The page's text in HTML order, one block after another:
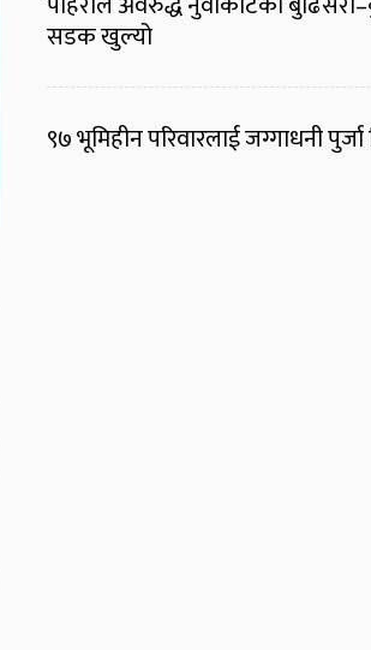
सडक खुल्यो
९७ भूमिहीन परिवारलाई जग्गाधनी